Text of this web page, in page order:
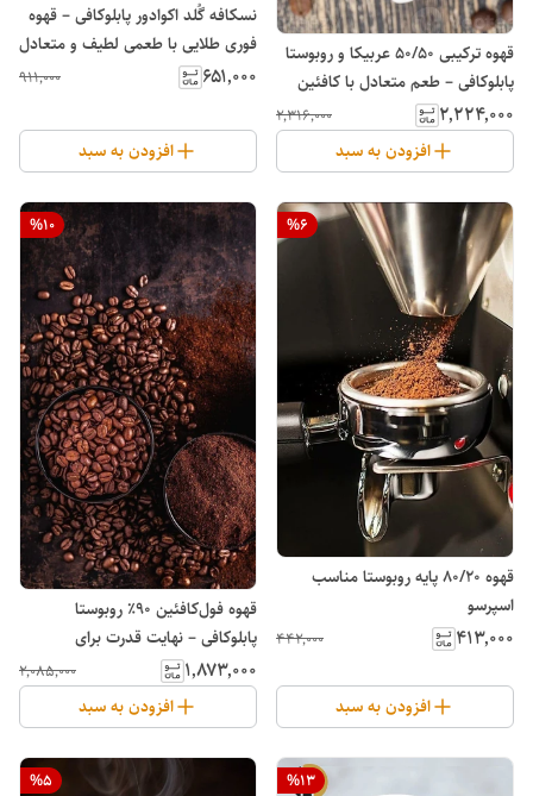
قهوه ترکیبی ۵۰/۵۰ عربیکا و روبوستا
پابلوکافی – طعم متعادل با کافئین
بالا
۲٬۲۲۴٬۰۰۰ ۲٬۳۱۶٬۰۰۰
افزودن به سبد
نسکافه گُلد اکوادور پابلوکافی – قهوه
فوری طلایی با طعمی لطیف و متعادل
۶۵۱٬۰۰۰ ۹۱۱٬۰۰۰
افزودن به سبد
%6
قهوه 80/20 پایه روبوستا مناسب
اسپرسو
۴۱۳٬۰۰۰ ۴۴۲٬۰۰۰
افزودن به سبد
%10
قهوه فول‌کافئین ۹۰٪ روبوستا
پابلوکافی – نهایت قدرت برای
صبح‌های سنگین
۱٬۸۷۳٬۰۰۰ ۲٬۰۸۵٬۰۰۰
افزودن به سبد
%13
%5